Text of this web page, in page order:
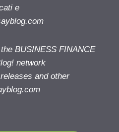
e
BUSINESS FINANCE
network
and other